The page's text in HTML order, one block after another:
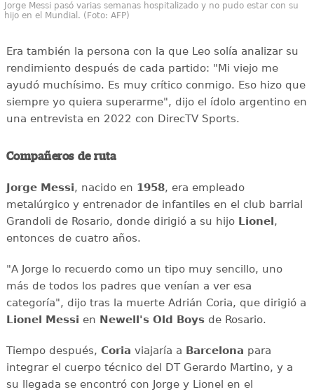
Jorge Messi pasó varias semanas hospitalizado y no pudo estar con su
hijo en el Mundial. (Foto: AFP)
Era también la persona con la que Leo solía analizar su
rendimiento después de cada partido: "Mi viejo me
ayudó muchísimo. Es muy crítico conmigo. Eso hizo que
siempre yo quiera superarme", dijo el ídolo argentino en
una entrevista en 2022 con DirecTV Sports.
Compañeros de ruta
Jorge Messi, nacido en 1958, era empleado
metalúrgico y entrenador de infantiles en el club barrial
Grandoli de Rosario, donde dirigió a su hijo Lionel,
entonces de cuatro años.
"A Jorge lo recuerdo como un tipo muy sencillo, uno
más de todos los padres que venían a ver esa
categoría", dijo tras la muerte Adrián Coria, que dirigió a
Lionel Messi en Newell's Old Boysde Rosario.
Tiempo después, Coria viajaría a Barcelona para
integrar el cuerpo técnico del DT Gerardo Martino, y a
su llegada se encontró con Jorge y Lionel en el